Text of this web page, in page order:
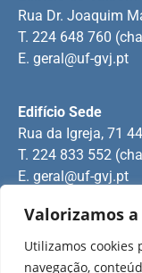
Valorizamos
Utilizamos cookies
navegação,
Rua Manuel Pinto
Edifício Sede
Rua da Igreja, 71
T. 224 833 552
E. geral@uf-gvj.pt
Rua Dr. Joaquim
T. 224 648 760
E. geral@uf-gvj.pt